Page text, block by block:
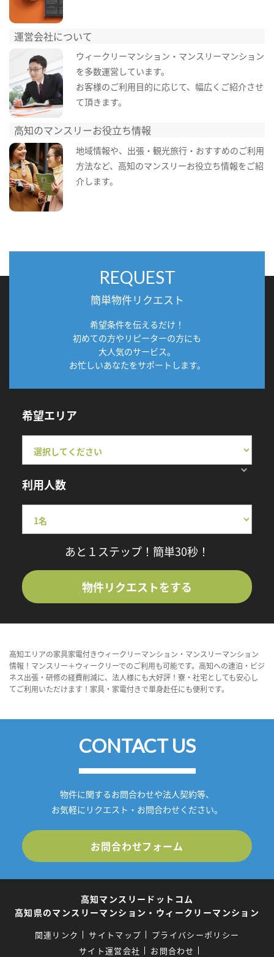
運営会社について
ウィークリーマンション・マンスリーマンション
を多数運営しています。
お客様のご利用目的に応じて、幅広くご紹介させ
て頂きます。
高知のマンスリーお役立ち情報
地域情報や、出張・観光旅行・おすすめのご利用
方法など、高知のマンスリーお役立ち情報をご紹
介します。
REQUEST
簡単物件リクエスト
希望条件を伝えるだけ！
初めての方やリピーターの方にも
大人気のサービス。
お忙しいあなたをサポートします。
希望エリア
利用人数
あと１ステップ！簡単30秒！
物件リクエストをする
高知エリアの家具家電付きウィークリーマンション・マンスリーマンション
情報！マンスリー＋ウィークリーでのご利用も可能です。高知への連泊・ビジ
ネス出張・研修の経費削減に、法人様にも大好評！寮・社宅としても安心し
てご利用いただけます！家具・家電付きで単身赴任にも便利です。
CONTACT US
物件に関するお問合わせや法人契約等、
お気軽にリクエスト・お問合わせください。
お問合わせフォーム
高知マンスリードットコム
高知県のマンスリーマンション・ウィークリーマンション
関連リンク サイトマップ
プライバシーポリシー
サイト運営会社
お問合わせ